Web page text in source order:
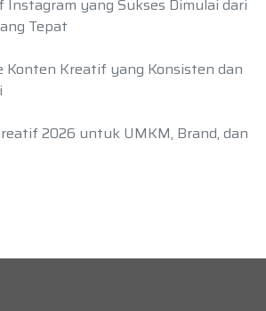
yang Sukses Dimulai dari
Tepat
Konten Kreatif yang Konsisten dan
2026 untuk UMKM, Brand, dan